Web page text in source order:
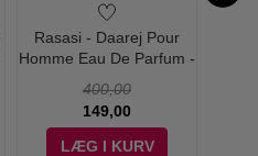
Rasasi - Daarej Pour
Homme Eau De Parfum -
400,00
149,00
LÆG I KURV